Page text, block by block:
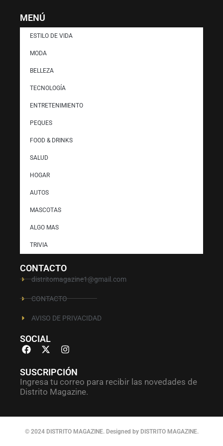
MENÚ
ESTILO DE VIDA
MODA
BELLEZA
TECNOLOGÍA
ENTRETENIMIENTO
PEQUES
FOOD & DRINKS
SALUD
HOGAR
AUTOS
MASCOTAS
ALGO MAS
TRIVIA
CONTACTO
distritomagazine1@gmail.com
CONTACTO
AVISO DE PRIVACIDAD
SOCIAL
SUSCRIPCIÓN
Ingresa tu correo para recibir las novedades de
Distrito Magazine.
© 2024 DISTRITO MAGAZINE. Designed by DISTRITO MAGAZINE.